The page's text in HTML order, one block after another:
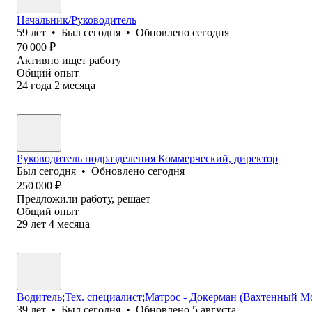
Начальник/Руководитель
59 лет • Был сегодня • Обновлено сегодня
70 000 ₽
Активно ищет работу
Общий опыт
24 года 2 месяца
Руководитель подразделения Коммерческий, директор
Был сегодня • Обновлено сегодня
250 000 ₽
Предложили работу, решает
Общий опыт
29 лет 4 месяца
Водитель;Тех. специалист;Матрос - Докерман (Вахтенный
39 лет • Был сегодня • Обновлено 5 августа